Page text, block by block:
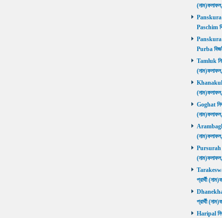
Panskura
Paschim
Panskura
Purba
Tamluk
Khanakul
Goghat
Arambagh
Pursurah
প্রার্থী
Dhanekhali
প্রার্থী
Haripal